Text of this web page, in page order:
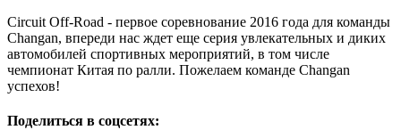
Circuit Off-Road - первое соревнование 2016 года для команды
Changan, впереди нас ждет еще серия увлекательных и диких
автомобилей спортивных мероприятий, в том числе
чемпионат Китая по ралли. Пожелаем команде Changan
успехов!
Поделиться в соцсетях: